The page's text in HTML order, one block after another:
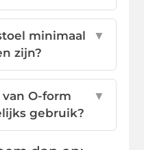
minimaal
zijn?
▼
O-form
gebruik?
▼